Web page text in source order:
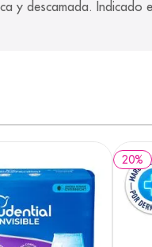
y descamada.
20%